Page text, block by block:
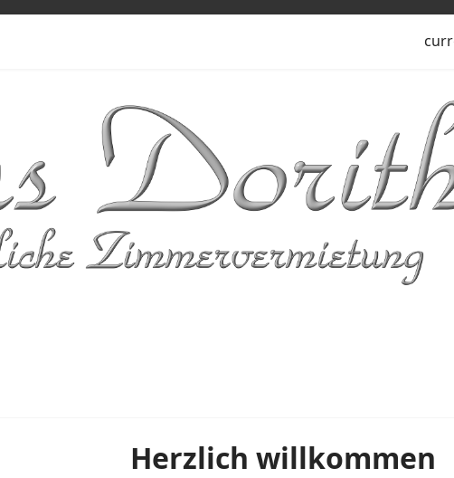
Herzlich willkommen